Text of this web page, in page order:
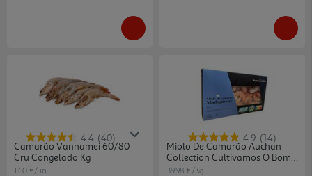
4.4 (40)
Camarão Vannamei 60/80
Cru Congelado Kg
1.60 €/un
4.9 (14)
Miolo De Camarão Auchan
Collection Cultivamos O Bom
Madagáscar 70/90 Asc 400g
39.98 €/Kg